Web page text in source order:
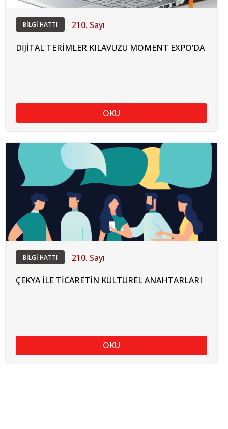
BİLGİ HATTI 210. Sayı
DİJİTAL TERİMLER KILAVUZU MOMENT EXPO’DA
OKU
BİLGİ HATTI 210. Sayı
ÇEKYA İLE TİCARETİN KÜLTÜREL ANAHTARLARI
OKU